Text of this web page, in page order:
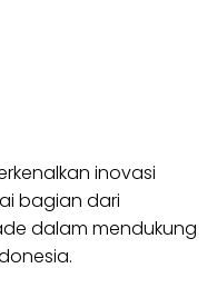
inovasi
bagian dari
dalam mendukung